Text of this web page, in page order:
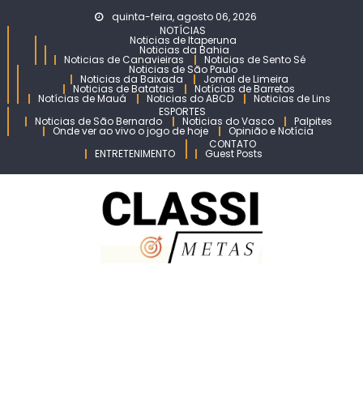
to
content
quinta-feira, agosto 06, 2026
NOTÍCIAS
Noticias de Itaperuna
Noticias da Bahia
Noticias de Canavieiras Noticias de Sento Sé
Noticias de São Paulo
Noticias da Baixada Jornal de Limeira
Noticias de Batatais Notícias de Barretos
Notícias de Mauá Noticias do ABCD
Noticias de Lins
ESPORTES
Noticias de São Bernardo Noticias do Vasco Palpites
Onde ver ao vivo o jogo de hoje
Opinião e Notícia
ENTRETENIMENTO
CONTATO
Guest Posts